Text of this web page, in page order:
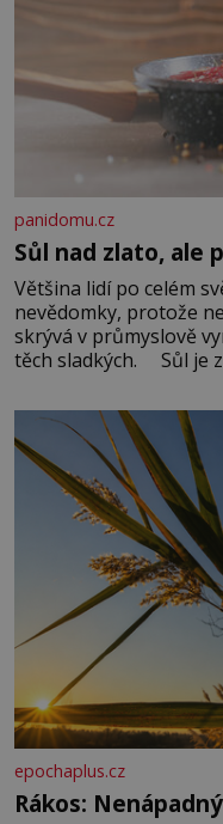
panidomu.cz
Sůl nad zlato, ale
Většina lidí po celém
nevědomky, protože
skrývá v průmyslově
těch sladkých. Sůl je
základní složky– sodík
správné hospodaření
epochaplus.cz
Rákos: